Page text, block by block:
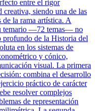
entre el rigor
siendo una de las
de la rama artística. A
temario —72 temas— no
de la Historia del
en los sistemas de
y cónico,
visual. La primera
combina el desarrollo
práctico de carácter
resolver complejos
de representación